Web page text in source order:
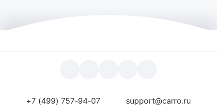
+7 (499) 757-94-07 support@carro.ru